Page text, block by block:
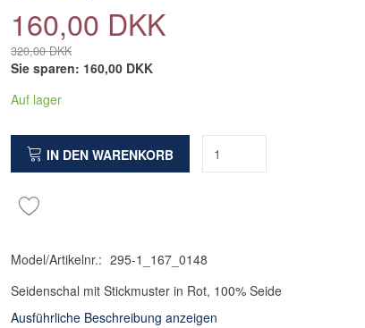
160,00 DKK
320,00 DKK
Sie sparen: 160,00 DKK
Auf lager
IN DEN WARENKORB
Model/Artikelnr.: 295-1_167_0148
Seidenschal mit Stickmuster in Rot, 100% Seide
Ausführliche Beschreibung anzeigen